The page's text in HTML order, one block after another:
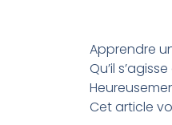
Apprendre
Qu’il
Cet article